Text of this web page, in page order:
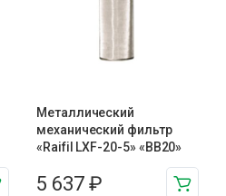
Металлический
механический фильтр
«Raifil LXF-20-5» «BB20»
5 637 ₽